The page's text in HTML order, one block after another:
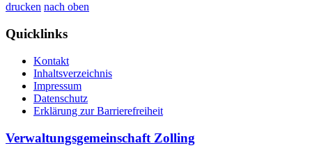
drucken nach oben
Quicklinks
Kontakt
Inhaltsverzeichnis
Impressum
Datenschutz
Erklärung zur Barrierefreiheit
Verwaltungsgemeinschaft Zolling